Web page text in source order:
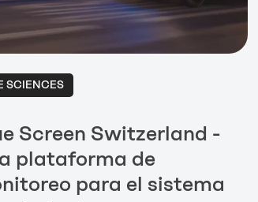
SCIENCES
Screen Switzerland -
plataforma de
para el sistema